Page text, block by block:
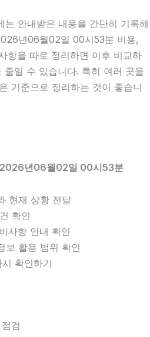
는 안내받은 내용을 간단히 기록해
년06월02일 00시53분 비용,
항을 따로 정리하면 이후 비교하
일 수 있습니다. 특히 여러 곳을
기준으로 정리하는 것이 좋습니
2026년06월02일 00시53분
현재 상황 전달
확인
사항 안내 확인
보 활용 범위 확인
확인하기
검